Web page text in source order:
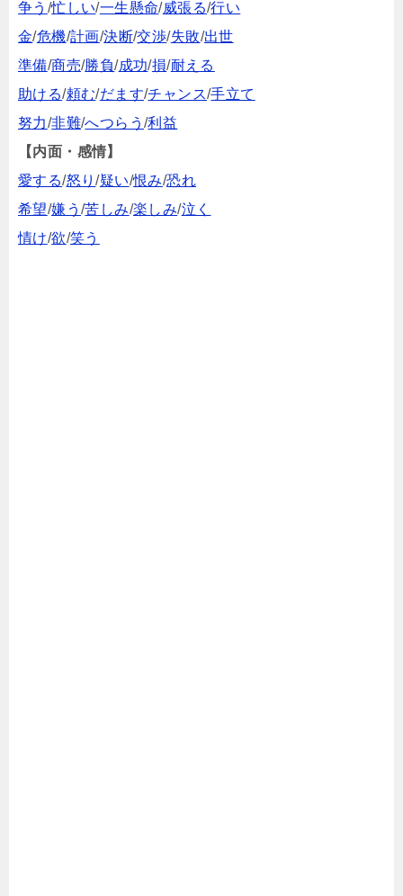
争う /忙しい/一生懸命/威張る/行い
金/危機/計画/決断/交渉/失敗/出世
準備/商売/勝負/成功/損/耐える
助ける/頼む/だます/チャンス/手立て
努力/非難/へつらう/利益
【内面・感情】
愛する/怒り/疑い/恨み/恐れ
希望/嫌う/苦しみ/楽しみ/泣く
情け/欲/笑う